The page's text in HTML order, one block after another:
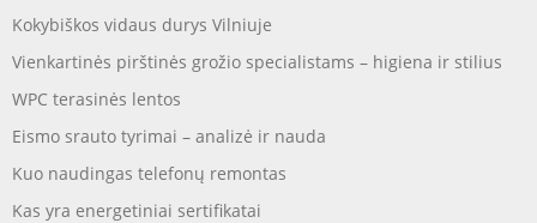
Kokybiškos vidaus durys Vilniuje
Vienkartinės pirštinės grožio specialistams – higiena ir stilius
WPC terasinės lentos
Eismo srauto tyrimai – analizė ir nauda
Kuo naudingas telefonų remontas
Kas yra energetiniai sertifikatai